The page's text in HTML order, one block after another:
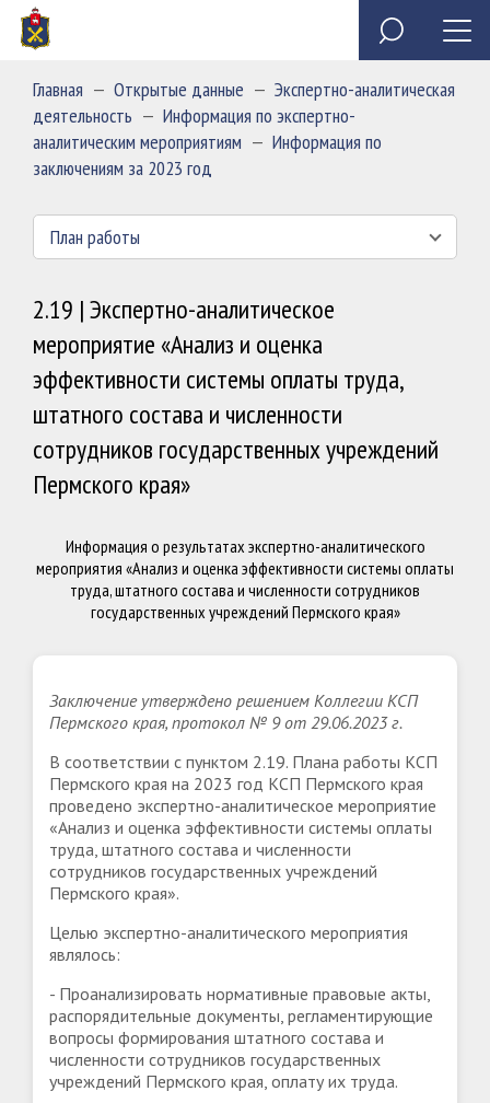
Миссия
Сведения о доходах, расходах, об имуществе и
обязательствах имущественного характера
председателя и государственных гражданских
служащих Контрольно-счетной палаты Пермского края
Специальное программное обеспечение «Анкета
Обзор обращений граждан
Главная — Открытые данные — Экспертно-аналитическая
деятельность — Информация по экспертно-
аналитическим мероприятиям — Информация по
заключениям за 2023 год
План работы
2.19 | Экспертно-аналитическое
мероприятие «Анализ и оценка
эффективности системы оплаты труда,
штатного состава и численности
сотрудников государственных учреждений
Пермского края»
Информация о результатах экспертно-аналитического
мероприятия «Анализ и оценка эффективности системы оплаты
труда, штатного состава и численности сотрудников
государственных учреждений Пермского края»
Заключение утверждено решением Коллегии КСП
Пермского края, протокол № 9 от 29.06.2023 г.
В соответствии с пунктом 2.19. Плана работы КСП
Пермского края на 2023 год КСП Пермского края
проведено экспертно-аналитическое мероприятие
«Анализ и оценка эффективности системы оплаты
труда, штатного состава и численности
сотрудников государственных учреждений
Пермского края».
Целью экспертно-аналитического мероприятия
являлось:
- Проанализировать нормативные правовые акты,
распорядительные документы, регламентирующие
вопросы формирования штатного состава и
численности сотрудников государственных
учреждений Пермского края, оплату их труда.